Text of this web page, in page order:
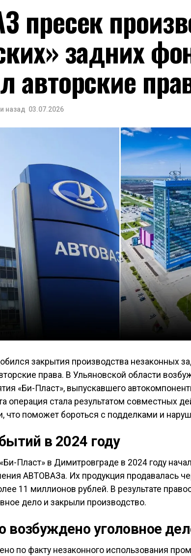
пресек
задних
авторские
назад 03.07.2026
закрытия производства незаконных
права. В Ульяновской области
«Би-Пласт», выпускавшего
операция стала результатом совместных
что поможет бороться с подделками и
в 2024 году
Пласт» в Димитровграде в 2024 году
АВТОВАЗа. Их продукция продавалась
11 миллионов рублей. В результате
дело и закрыли производство.
возбуждено уголовное
по факту незаконного использования